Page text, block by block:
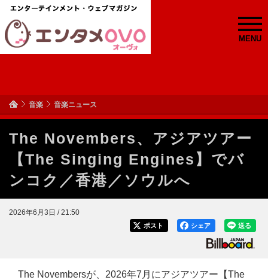
MENU
音楽 音楽ニュース
The Novembers、アジアツアー
【The Singing Engines】でバ
ンコク／香港／ソウルへ
2026年6月3日 / 21:50
送る
シェア
ポスト
The Novembersが、2026年7月にアジアツアー【The